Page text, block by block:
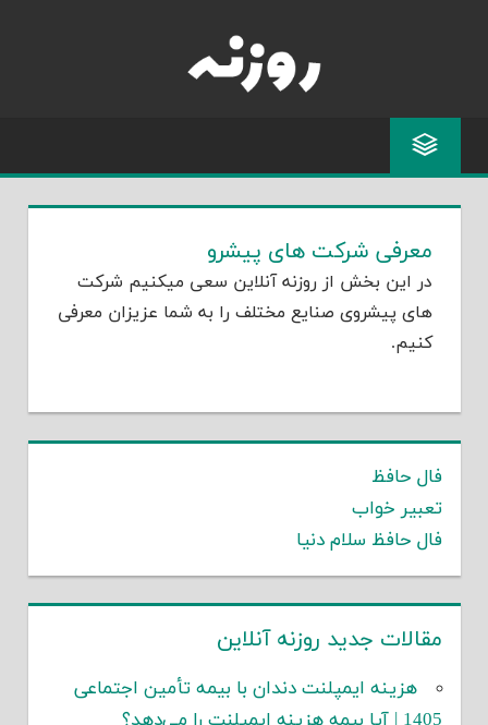
معرفی شرکت های پیشرو
در این بخش از روزنه آنلاین سعی میکنیم شرکت
های پیشروی صنایع مختلف را به شما عزیزان معرفی
کنیم.
فال حافظ
تعبیر خواب
فال حافظ سلام دنیا
مقالات جدید روزنه آنلاین
هزینه ایمپلنت دندان با بیمه تأمین اجتماعی